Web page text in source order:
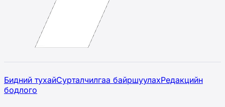
Бидний тухайСурталчилгаа байршуулахРедакцийн
бодлого